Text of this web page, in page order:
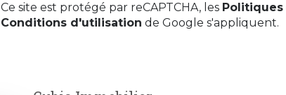
Ce site est protégé par reCAPTCHA, les
Conditions d'utilisation de Google s'appliquent.